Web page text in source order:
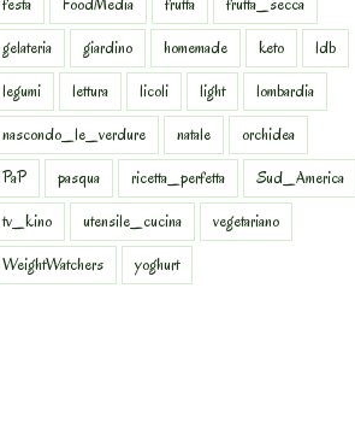
festa
FoodMedia frutta
frutta_secca
gelateria
giardino homemade keto
ldb
legumi
lettura licoli light
lombardia
nascondo_le_verdure
natale
orchidea
PaP
pasqua ricetta_perfetta
Sud_America
tv_kino
utensile_cucina
vegetariano
WeightWatchers
yoghurt